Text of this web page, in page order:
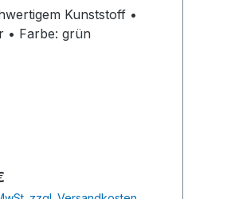
Kunststoff •
Recycelbar • Farbe: grün